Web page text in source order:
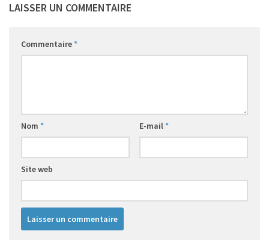
LAISSER UN COMMENTAIRE
Commentaire*
Nom * E-mail*
Site web